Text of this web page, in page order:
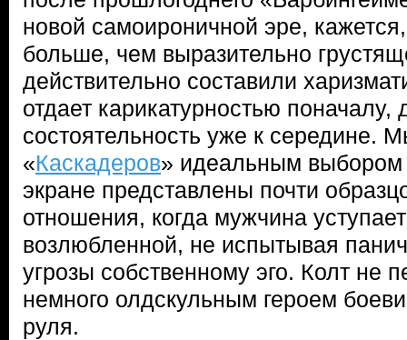
новой самоироничной эре,
больше, чем выразительно
действительно составили
отдает карикатурностью поначалу,
состоятельность уже к середине.
«Каскадеров» идеальным выбором
экране представлены почти
отношения, когда мужчина
возлюбленной, не испытывая
угрозы собственному эго. Колт не
немного олдскульным героем
руля.